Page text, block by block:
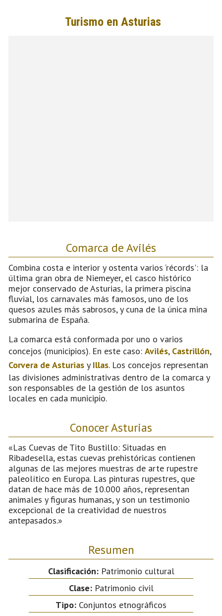
Comarca de Avilés
Combina costa e interior y ostenta varios ‘récords': la
última gran obra de Niemeyer, el casco histórico
mejor conservado de Asturias, la primera piscina
fluvial, los carnavales más famosos, uno de los
quesos azules más sabrosos, y cuna de la única mina
submarina de España.
La comarca está conformada por uno o varios
concejos (municipios). En este caso: Avilés, Castrillón,
Corvera de Asturias y Illas. Los concejos representan
las divisiones administrativas dentro de la comarca y
son responsables de la gestión de los asuntos
locales en cada municipio.
Conocer Asturias
«Las Cuevas de Tito Bustillo: Situadas en
Ribadesella, estas cuevas prehistóricas contienen
algunas de las mejores muestras de arte rupestre
paleolítico en Europa. Las pinturas rupestres, que
datan de hace más de 10.000 años, representan
animales y figuras humanas, y son un testimonio
excepcional de la creatividad de nuestros
antepasados.»
Resumen
Clasificación:Patrimonio cultural
Clase:Patrimonio civil
Tipo: Conjuntos etnográficos